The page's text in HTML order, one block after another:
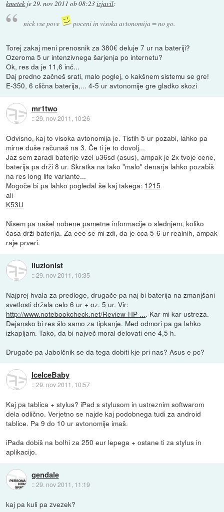
kmetek je29. nov 2011 ob 08:23izjavil:
nick vse pove poceni in visoka avtonomija = no go.
Torej zakaj meni prenosnik za 380€ deluje 7 ur na bateriji?
Ozeroma 5 ur intenzivnega šarjenja po internetu?
Ok, res da je 11,6 inč...
Daj predno začneš srati, malo poglej, o kakšnem sistemu se gre!
E-350, 6 clična baterija,... 4-5 ur avtonomije gre gladko skozi
mr1two
::29. nov 2011, 10:26
Odvisno, kaj to visoka avtonomija je. Tistih 5 ur pozabi, lahko pa
mirne duše računaš na 3. Če ti je to dovolj...
Jaz sem zaradi baterije vzel u36sd (asus), ampak je 2x tvoje cene,
baterija pa drži 8 ur. Skratka na tako "malo" denarja lahko pozabiš
na res long life variante...
Mogoče bi pa lahko pogledal še kaj takega: 1215
ali
K53U
Nisem pa našel nobene pametne informacije o slednjem, koliko
časa drži baterija. Za eee se mi zdi, da je cca 5-6 ur realnih, ampak
raje prveri.
Iluzionist
::29. nov 2011, 10:35
Najprej hvala za predloge, drugače pa naj bi baterija na zmanjšani
svetlosti držala celo 6 ur + oz. 5 ur. Vir:
http://www.notebookcheck.net/Review-HP-.... Kar mi kar ustreza.
Dejansko bi res šlo samo za tipkanje. Med odmori pa ga lahko
izkapljam. Tako, da bi največ moral delovati ene 4,5 h.
Drugače pa Jabolčnik se da tega dobiti kje pri nas? Asus e pc?
IceIceBaby
::29. nov 2011, 10:57
Kaj pa tablica + stylus? iPad s stylusom in ustreznim softwarom
dela odlično. Verjetno se najde kaj podobnega tudi za android
tablice. Pa 9 do 10 ur avtonomije imaš.
iPada dobiš na bolhi za 250 eur lepega + ostane ti za stylus in
aplikacijo.
gendale
::29. nov 2011, 11:19
kaj pa kuli pa zvezek?